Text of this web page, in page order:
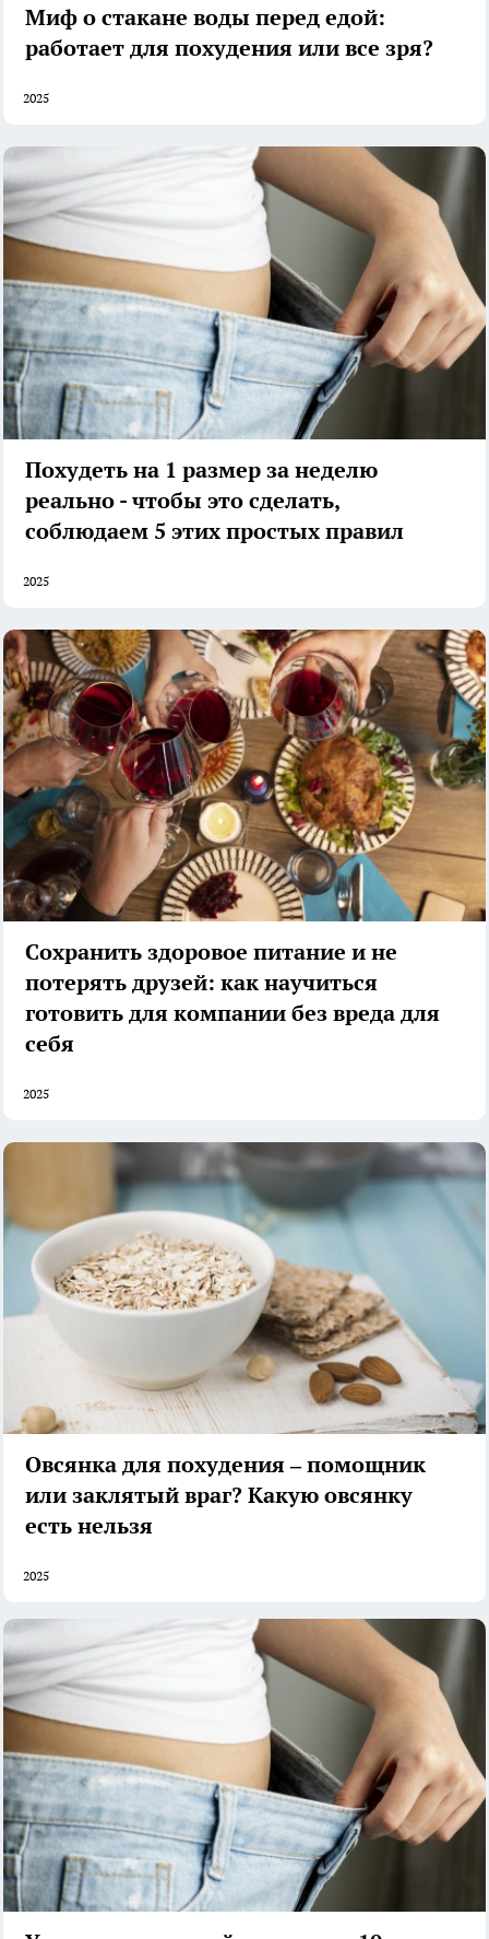
Миф о стакане воды перед едой:
работает для похудения или все зря?
2025
Похудеть на 1 размер за неделю
реально - чтобы это сделать,
соблюдаем 5 этих простых правил
2025
Сохранить здоровое питание и не
потерять друзей: как научиться
готовить для компании без вреда для
себя
2025
Овсянка для похудения – помощник
или заклятый враг? Какую овсянку
есть нельзя
2025